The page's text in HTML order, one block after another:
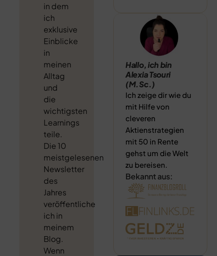
in dem
ich
exklusive
Einblicke
in
meinen
Alltag
und
die
wichtigsten
Learnings
teile.
Die 10
meistgelesenen
Newsletter
des
Jahres
veröffentliche
ich in
meinem
Blog.
Wenn
Hallo, ich bin
Alexia Tsouri
(M.Sc.)
Ich zeige dir wie du
mit Hilfe von
cleveren
Aktienstrategien
mit 50 in Rente
gehst um die Welt
zu bereisen.
Bekannt aus: